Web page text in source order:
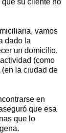
vamos
dado la
un domicilio,
(como
la ciudad de
en
que esa
que lo